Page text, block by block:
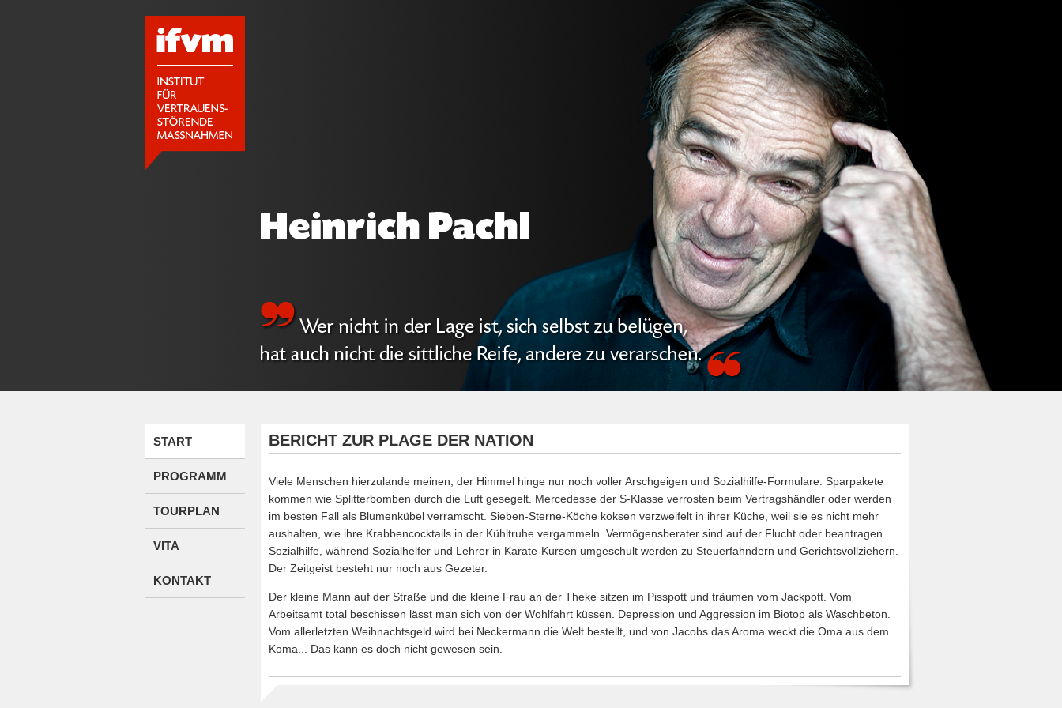
START
PROGRAMM
TOURPLAN
VITA
KONTAKT
BERICHT ZUR PLAGE DER NATION
Viele Menschen hierzulande meinen, der Himmel hinge nur noch voller Arschgeigen und Sozialhilfe-Formulare. Sparpakete
kommen wie Splitterbomben durch die Luft gesegelt. Mercedesse der S-Klasse verrosten beim Vertragshändler oder werden
im besten Fall als Blumenkübel verramscht. Sieben-Sterne-Köche koksen verzweifelt in ihrer Küche, weil sie es nicht mehr
aushalten, wie ihre Krabbencocktails in der Kühltruhe vergammeln. Vermögensberater sind auf der Flucht oder beantragen
Sozialhilfe, während Sozialhelfer und Lehrer in Karate-Kursen umgeschult werden zu Steuerfahndern und Gerichtsvollziehern.
Der Zeitgeist besteht nur noch aus Gezeter.
Der kleine Mann auf der Straße und die kleine Frau an der Theke sitzen im Pisspott und träumen vom Jackpott. Vom
Arbeitsamt total beschissen lässt man sich von der Wohlfahrt küssen. Depression und Aggression im Biotop als Waschbeton.
Vom allerletzten Weihnachtsgeld wird bei Neckermann die Welt bestellt, und von Jacobs das Aroma weckt die Oma aus dem
Koma... Das kann es doch nicht gewesen sein.